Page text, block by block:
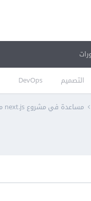
التصميم DevOps
مساعدة في مشروع next.js مشكلة بسبب prisma